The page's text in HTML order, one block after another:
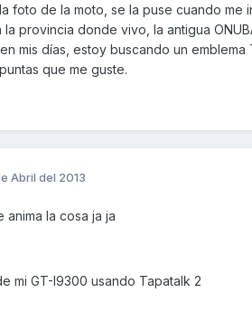
foto de la moto, se la puse cuando
provincia donde vivo, la antigua
mis días, estoy buscando un
que me guste.
Abril del 2013
anima la cosa ja ja
mi GT-I9300 usando Tapatalk 2